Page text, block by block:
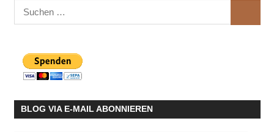
Suchen
nach:
BLOG VIA E-MAIL ABONNIEREN